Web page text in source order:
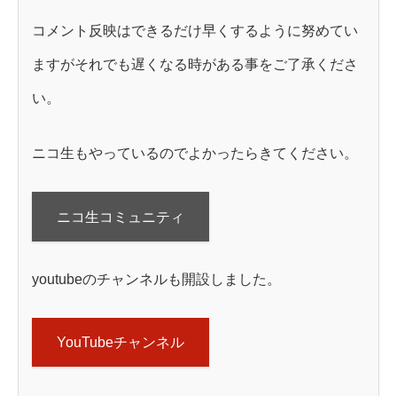
コメント反映はできるだけ早くするように努めてい
ますがそれでも遅くなる時がある事をご了承くださ
い。
ニコ生もやっているのでよかったらきてください。
ニコ生コミュニティ
youtubeのチャンネルも開設しました。
YouTubeチャンネル